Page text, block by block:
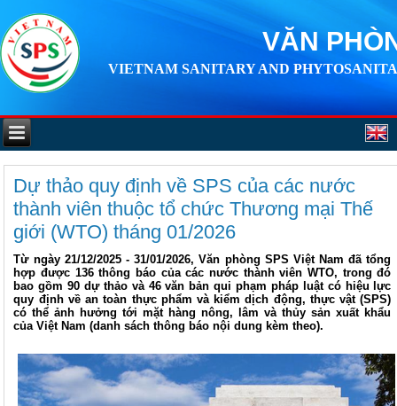
VĂN
VIETNAM SANITARY AND
Dự thảo quy định về SPS của các nước
thành viên thuộc tổ chức Thương mại Thế
giới (WTO) tháng 01/2026
Từ ngày 21/12/2025 - 31/01/2026, Văn phòng SPS Việt Nam đã tổng
hợp được 136 thông báo của các nước thành viên WTO, trong đó
bao gồm 90 dự thảo và 46 văn bản qui phạm pháp luật có hiệu lực
quy định về an toàn thực phẩm và kiểm dịch động, thực vật (SPS)
có thể ảnh hưởng tới mặt hàng nông, lâm và thủy sản xuất khẩu
của Việt Nam (danh sách thông báo nội dung kèm theo).